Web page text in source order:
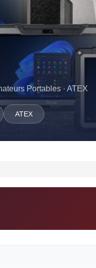
Portables · ATEX
ATEX